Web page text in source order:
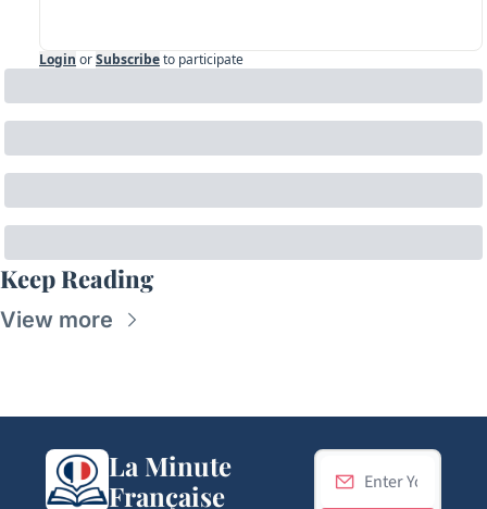
Login orSubscribeto participate
Keep Reading
View more
La Minute
Française